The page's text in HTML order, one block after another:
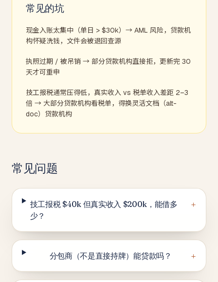
常见的坑
现金入账太集中（单日 > $30k）→ AML 风险，贷款机
构怀疑洗钱，文件会被退回查源
执照过期 / 被吊销 → 部分贷款机构直接拒，更新完 30
天才可重申
技工报税通常压得低，真实收入 vs 税单收入差距 2–3
倍 → 大部分贷款机构看税单，得换灵活文档（alt-
doc）贷款机构
常见问题
技工报税 $40k 但真实收入 $200k，能借多
少？
+
分包商（不是直接持牌）能贷款吗？ +